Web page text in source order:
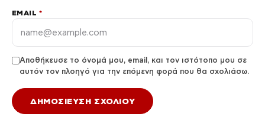
EMAIL *
Αποθήκευσε το όνομά μου, email, και τον ιστότοπο μου σε
αυτόν τον πλοηγό για την επόμενη φορά που θα σχολιάσω.